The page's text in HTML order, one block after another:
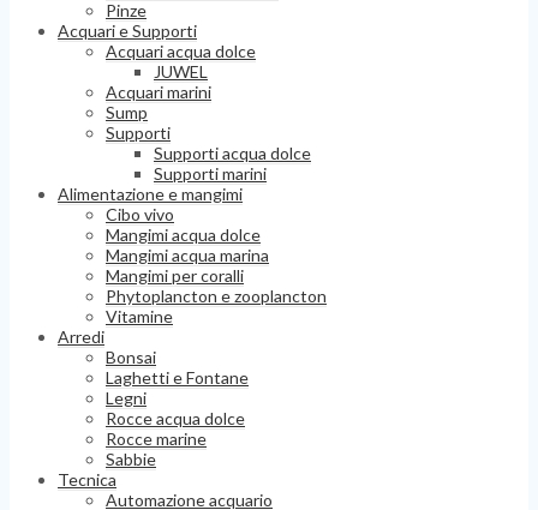
Pinze
Acquari e Supporti
Acquari acqua dolce
JUWEL
Acquari marini
Sump
Supporti
Supporti acqua dolce
Supporti marini
Alimentazione e mangimi
Cibo vivo
Mangimi acqua dolce
Mangimi acqua marina
Mangimi per coralli
Phytoplancton e zooplancton
Vitamine
Arredi
Bonsai
Laghetti e Fontane
Legni
Rocce acqua dolce
Rocce marine
Sabbie
Tecnica
Automazione acquario